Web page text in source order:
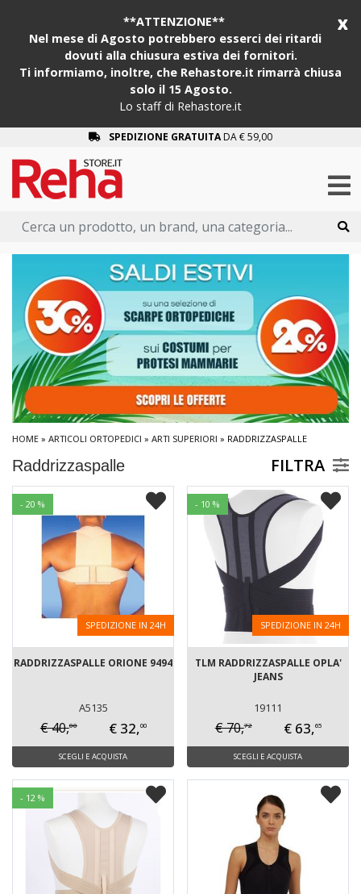
x
**ATTENZIONE**
Nel mese di Agosto potrebbero esserci dei ritardi
dovuti alla chiusura estiva dei fornitori.
Ti informiamo, inoltre, che Rehastore.it rimarrà chiusa
solo il 15 Agosto.
Lo staff di Rehastore.it
SPEDIZIONE GRATUITADA € 59,00
HOME » ARTICOLI ORTOPEDICI » ARTI SUPERIORI » RADDRIZZASPALLE
Raddrizzaspalle FILTRA
- 20 %
SPEDIZIONE IN 24H
RADDRIZZASPALLE ORIONE 9494
A5135
€ 40,00 € 32,00
SCEGLI E ACQUISTA
- 10 %
SPEDIZIONE IN 24H
TLM RADDRIZZASPALLE OPLA'
JEANS
19111
€ 70,72 € 63,65
SCEGLI E ACQUISTA
- 12 %